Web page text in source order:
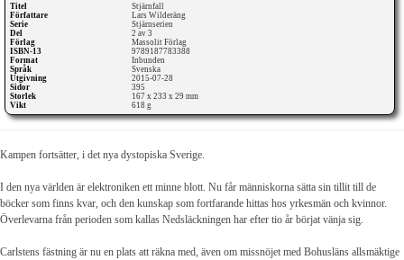
Titel
Stjärnfall
Författare
Lars Wilderäng
Serie
Stjärnserien
Del
2 av 3
Förlag
Massolit Förlag
ISBN-13
9789187783388
Format
Inbunden
Språk
Svenska
Utgivning
2015-07-28
Sidor
395
Storlek
167 x 233 x 29 mm
Vikt
618 g
Kampen fortsätter, i det nya dystopiska Sverige.
I den nya världen är elektroniken ett minne blott. Nu får människorna sätta sin tillit till de
böcker som finns kvar, och den kunskap som fortfarande hittas hos yrkesmän och kvinnor.
Överlevarna från perioden som kallas Nedsläckningen har efter tio år börjat vänja sig.
Carlstens fästning är nu en plats att räkna med, även om missnöjet med Bohusläns allsmäktige